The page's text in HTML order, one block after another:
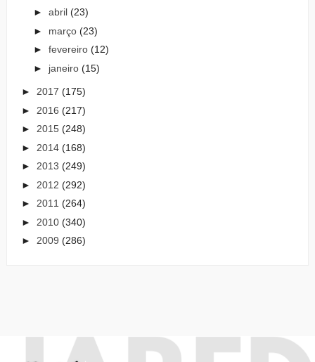
► abril (23)
► março (23)
► fevereiro (12)
► janeiro (15)
► 2017 (175)
► 2016 (217)
► 2015 (248)
► 2014 (168)
► 2013 (249)
► 2012 (292)
► 2011 (264)
► 2010 (340)
► 2009 (286)